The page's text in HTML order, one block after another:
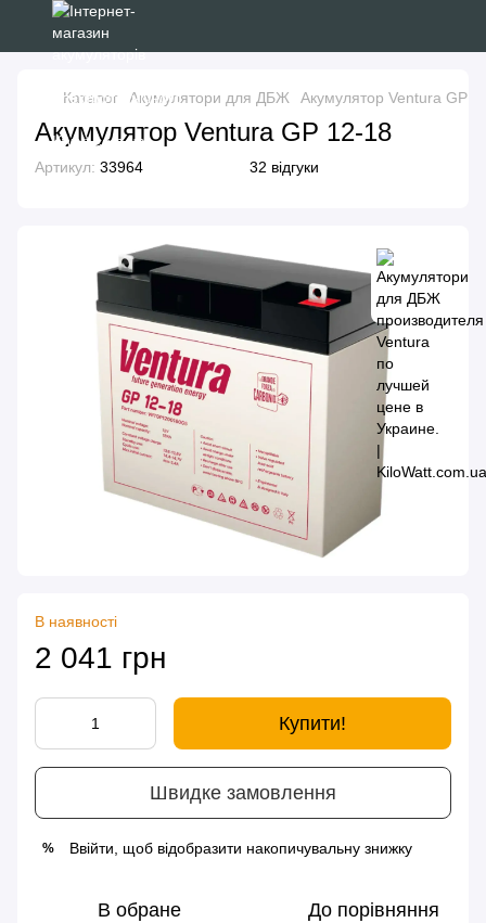
Каталог Акумулятори для ДБЖ Акумулятор Ventura GP
Акумулятор Ventura GP 12-18
Артикул: 33964 32 відгуки
В наявності
2 041 грн
Купити!
Швидке замовлення
% Ввійти , щоб відобразити накопичувальну знижку
В обране До порівняння